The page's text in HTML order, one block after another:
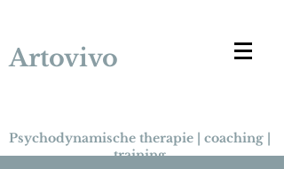
Artovivo
Psychodynamische therapie | coaching |
training